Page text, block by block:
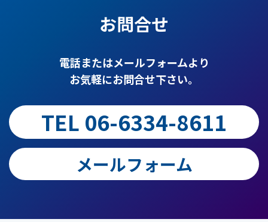
お問合せ
電話またはメールフォームより
お気軽にお問合せ下さい。
TEL 06-6334-8611
メールフォーム